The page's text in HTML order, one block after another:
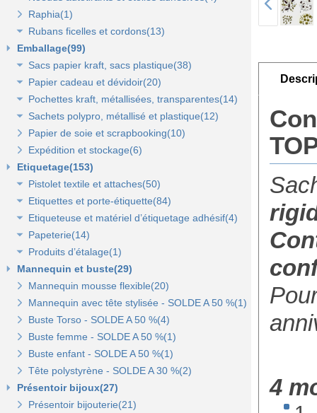
Rubans 19 et 25 mm(7)
Rubans 50 et 100 mm(5)
Noeuds autocollants et étoiles adhésives(3)
Raphia(1)
Rubans ficelles et cordons(13)
Ficelles et cordons(4)
Rubans tissu, jute et sisal(6)
Rubans tulle(3)
Emballage(99)
Sacs papier kraft, sacs plastique(38)
Sacs kraft poignées plates(7)
Sacs kraft poignées torsadées(5)
Sacs fêtes et fantaisie(5)
Sacs pour bouteille(10)
Sacs pelliculés(6)
Sacs plastique(4)
Sacs en petite quantité(4)
Papier cadeau et dévidoir(20)
Papier cadeaux fantaisie(3)
Papier cadeaux kraft(2)
Papiers fleuriste en polypropylène(3)
Papier cadeaux Noël - Papier métallisé(11)
Dévidoirs(1)
Pochettes kraft, métallisées, transparentes(14)
Pochettes kraft brun et couleurs(8)
Pochettes cadeaux métallisées(3)
Pochettes transparentes rabat adhésif(3)
Sachets polypro, métallisé et plastique(12)
Sachets confiserie polypro et métal(7)
Sachets plastique minigrip(5)
Papier de soie et scrapbooking(10)
Expédition et stockage(6)
Etiquetage(153)
Pistolet textile et attaches(50)
Pistolets textile, aiguilles et accessoires(12)
Attaches pour pistolets textile(17)
Pistolet Fasbanok et Pistolet V'Tool(14)
Liens manuels anti-vol et biodégradables(5)
Pinces crevettes(2)
Etiquettes à trou(0)
Etiquettes et porte-étiquette(84)
Etiquettes textile perforées(0)
Etiquettes à fil(6)
Etiquettes de prix autocollantes(11)
Etiquettes cadeaux autocollantes(11)
Etiquettes soldes et promo autocollantes(12)
Etiquettes soldes, remises et promo(9)
Etiquettes pour commerce et cartes cadeaux(15)
Porte-prix(14)
Porte-étiquette à pince et à clipser(7)
Etiqueteuse et matériel d’étiquetage adhésif(4)
Etiquettes adhésives pour étiqueteuse(2)
Étiqueteuses et rouleaux encreurs(2)
Papeterie(14)
Agrafeuse et agrafes(1)
Cartes cadeaux(2)
Scotch, stylo, post-it(11)
Produits d’étalage(1)
Epingles(1)
Fil nylon(0)
Mannequin et buste(29)
Mannequin mousse flexible(20)
Mannequin avec tête stylisée - SOLDE A 50 %(1)
Buste Torso - SOLDE A 50 %(4)
Buste femme - SOLDE A 50 %(1)
Buste enfant - SOLDE A 50 %(1)
Tête polystyrène - SOLDE A 30 %(2)
Présentoir bijoux(27)
Présentoir bijouterie(21)
4